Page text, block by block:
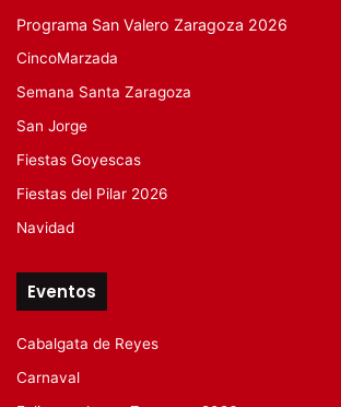
Programa San Valero Zaragoza 2026
CincoMarzada
Semana Santa Zaragoza
San Jorge
Fiestas Goyescas
Fiestas del Pilar 2026
Navidad
Eventos
Cabalgata de Reyes
Carnaval